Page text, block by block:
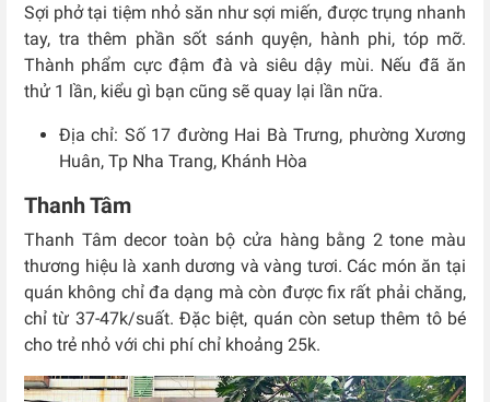
Sợi phở tại tiệm nhỏ săn như sợi miến, được trụng nhanh
tay, tra thêm phần sốt sánh quyện, hành phi, tóp mỡ.
Thành phẩm cực đậm đà và siêu dậy mùi. Nếu đã ăn
thử 1 lần, kiểu gì bạn cũng sẽ quay lại lần nữa.
Địa chỉ: Số 17 đường Hai Bà Trưng, phường Xương
Huân, Tp Nha Trang, Khánh Hòa
Thanh Tâm
Thanh Tâm decor toàn bộ cửa hàng bằng 2 tone màu
thương hiệu là xanh dương và vàng tươi. Các món ăn tại
quán không chỉ đa dạng mà còn được fix rất phải chăng,
chỉ từ 37-47k/suất. Đặc biệt, quán còn setup thêm tô bé
cho trẻ nhỏ với chi phí chỉ khoảng 25k.